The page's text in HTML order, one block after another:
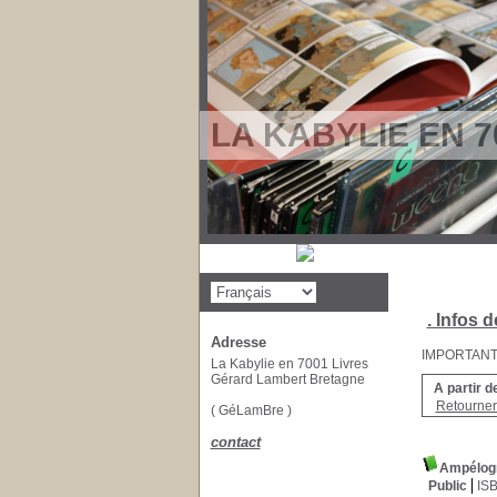
LA KABYLIE EN
. Infos
A partir
Public
Adresse
La Kabylie en 7001 Livres
Gérard Lambert Bretagne
( GéLamBre )
contact